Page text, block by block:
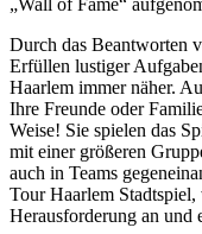
„Wall of Fame“
Durch das Beantworten
Erfüllen lustiger
Haarlem immer näher.
Ihre Freunde oder
Weise! Sie spielen das
mit einer größeren
auch in Teams
Tour Haarlem
Herausforderung an und